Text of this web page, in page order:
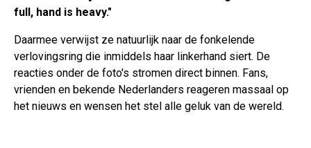
full, hand is heavy."
Daarmee verwijst ze natuurlijk naar de fonkelende
verlovingsring die inmiddels haar linkerhand siert. De
reacties onder de foto's stromen direct binnen. Fans,
vrienden en bekende Nederlanders reageren massaal op
het nieuws en wensen het stel alle geluk van de wereld.